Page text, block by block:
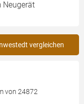
Neugerät
vergleichen
von 24872